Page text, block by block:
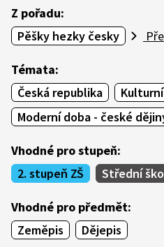
Z pořadu:
Pěšky hezky česky
Témata:
Česká republika
Moderní doba - české
Vhodné pro stupeň:
2. stupeň ZŠ
Střední
Vhodné pro předmět:
Zeměpis
Dějepis